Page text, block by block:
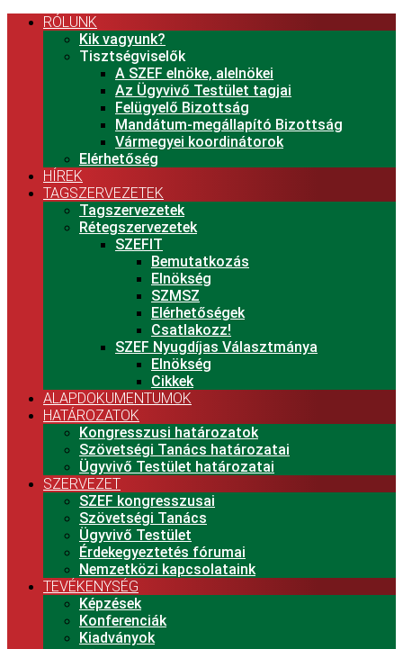
RÓLUNK
Kik vagyunk?
Tisztségviselők
A SZEF elnöke, alelnökei
Az Ügyvivő Testület tagjai
Felügyelő Bizottság
Mandátum-megállapító Bizottság
Vármegyei koordinátorok
Elérhetőség
HÍREK
TAGSZERVEZETEK
Tagszervezetek
Rétegszervezetek
SZEFIT
Bemutatkozás
Elnökség
SZMSZ
Elérhetőségek
Csatlakozz!
SZEF Nyugdíjas Választmánya
Elnökség
Cikkek
ALAPDOKUMENTUMOK
HATÁROZATOK
Kongresszusi határozatok
Szövetségi Tanács határozatai
Ügyvivő Testület határozatai
SZERVEZET
SZEF kongresszusai
Szövetségi Tanács
Ügyvivő Testület
Érdekegyeztetés fórumai
Nemzetközi kapcsolataink
TEVÉKENYSÉG
Képzések
Konferenciák
Kiadványok